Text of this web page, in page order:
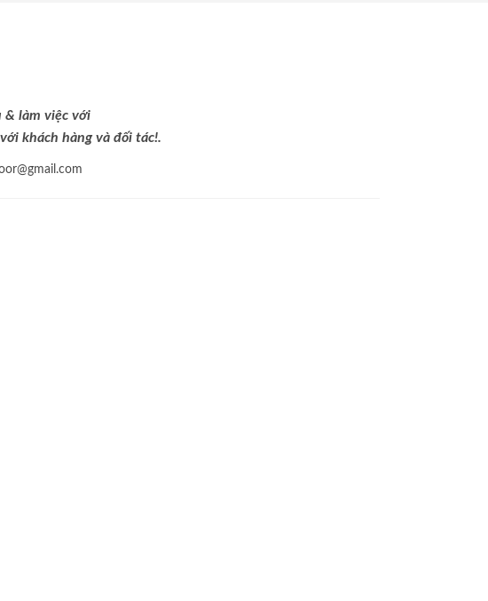
& làm việc với
khách hàng và đối tác!.